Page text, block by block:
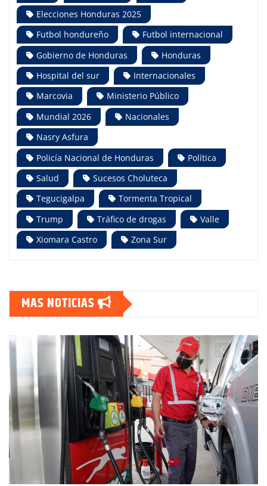
Elecciones Honduras 2025
Futbol hondureño
Futbol internacional
Gobierno de Honduras
Honduras
Hospital del sur
Internacionales
Marcovia
Ministerio Público
Mundial 2026
Nacionales
Nasry Asfura
Policía Nacional de Honduras
Política
Salud
Sucesos Choluteca
Tegucigalpa
Tormenta Tropical
Trump
Tráfico de drogas
Valle
Xiomara Castro
Zona Sur
MAS NOTICIAS